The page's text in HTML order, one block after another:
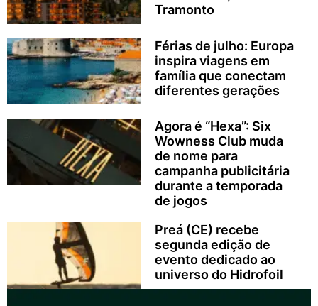
Tramonto
Férias de julho: Europa
inspira viagens em
família que conectam
diferentes gerações
Agora é “Hexa”: Six
Wowness Club muda
de nome para
campanha publicitária
durante a temporada
de jogos
Preá (CE) recebe
segunda edição de
evento dedicado ao
universo do Hidrofoil